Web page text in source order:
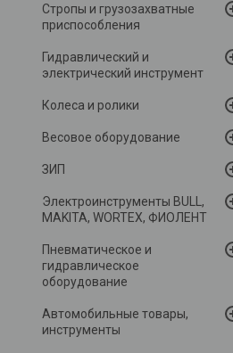
Стропы и грузозахватные
приспособления
Гидравлический и
электрический инструмент
Колеса и ролики
Весовое оборудование
ЗИП
Электроинструменты BULL,
MAKITA, WORTEX, ФИОЛЕНТ
Пневматическое и
гидравлическое
оборудование
Автомобильные товары,
инструменты